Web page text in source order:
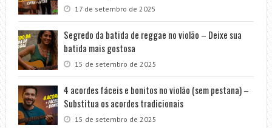
17 de setembro de 2025
Segredo da batida de reggae no violão – Deixe sua
batida mais gostosa
15 de setembro de 2025
4 acordes fáceis e bonitos no violão (sem pestana) –
Substitua os acordes tradicionais
15 de setembro de 2025